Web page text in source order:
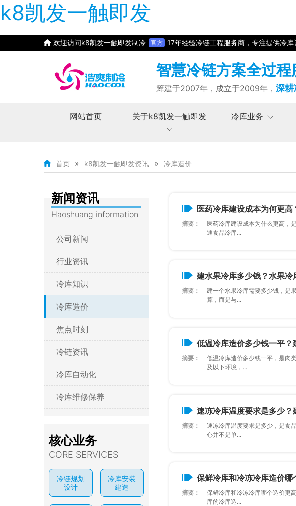
k8凯发一触即发
欢迎访问k8凯发一触即发制冷 官方 17年经验冷链工程服务商，专注提供冷
智慧冷链方案全过程
筹建于2007年，成立于2009年， 深
网站首页 关于k8凯发一触即发 冷库业务
首页 » k8凯发一触即发资讯 » 冷库造价
医药冷库建设成本为何更
摘要：
医药冷库建设成本为什么更高，是
通食品冷库...
建水果冷库多少钱？水果
摘要：
建一个水果冷库需要多少钱，是
算，而是与...
低温冷库造价多少钱一平
摘要：
低温冷库造价多少钱一平，是肉
及以下环境，...
速冻冷库温度要求是多少
摘要：
速冻冷库温度要求是多少，是
心并不是单...
保鲜冷库和冷冻冷库造价
摘要：
保鲜冷库和冷冻冷库哪个造价更高
库的冷库造...
新闻资讯
Haoshuang information
公司新闻
行业资讯
冷库知识
冷库造价
焦点时刻
冷链资讯
冷库自动化
冷库维修保养
核心业务
CORE SERVICES
冷链规划
设计
冷库安装
建造